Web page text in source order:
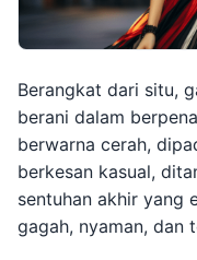
Berangkat dari situ,
berani dalam
berwarna cerah,
berkesan kasual,
sentuhan akhir yang
gagah, nyaman, dan